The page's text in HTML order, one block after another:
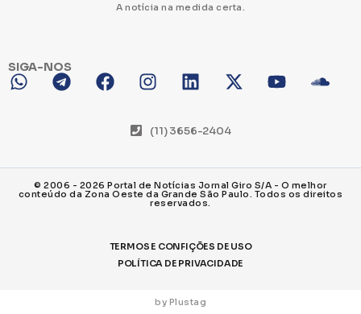
A notícia na medida certa.
SIGA-NOS
(11) 3656-2404
© 2006 - 2026 Portal de Notícias Jornal Giro S/A - O melhor
conteúdo da Zona Oeste da Grande São Paulo. Todos os direitos
reservados.
TERMOS E CONFIÇÕES DE USO
POLÍTICA DE PRIVACIDADE
by Plustag